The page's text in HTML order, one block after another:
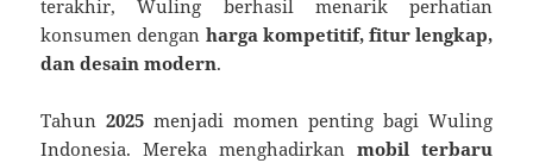
terakhir, Wuling berhasil menarik perhatian
konsumen dengan harga kompetitif, fitur lengkap,
dan desain modern.
Tahun2025 menjadi momen penting bagi Wuling
Indonesia. Mereka menghadirkan mobil terbaru